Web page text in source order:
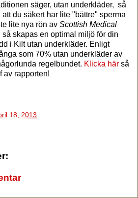
säger, utan underkläder, så
du säkert har lite "bättre" sperma
lite nya rön av Scottish Medical
skapas en optimal miljö för din
i Kilt utan underkläder. Enligt
som 70% utan underkläder av
regelbundet. Klicka här så
av rapporten!
18, 2013